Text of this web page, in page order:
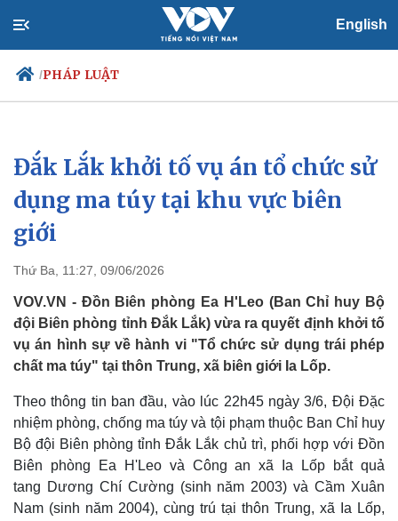
English
/PHÁP LUẬT
Chính trị
Đảng
Tổ chức nhân sự
Quốc hội
Nhận diện sự thật
Xã hội
Tin 24h
Dự báo thời tiết
Đắk Lắk khởi tố vụ án tổ chức sử
dụng ma túy tại khu vực biên
giới
Thứ Ba, 11:27, 09/06/2026
VOV.VN - Đồn Biên phòng Ea H'Leo (Ban Chỉ huy Bộ
đội Biên phòng tỉnh Đắk Lắk) vừa ra quyết định khởi tố
vụ án hình sự về hành vi "Tổ chức sử dụng trái phép
chất ma túy" tại thôn Trung, xã biên giới Ia Lốp.
Theo thông tin ban đầu, vào lúc 22h45 ngày 3/6, Đội Đặc
nhiệm phòng, chống ma túy và tội phạm thuộc Ban Chỉ huy
Bộ đội Biên phòng tỉnh Đắk Lắk chủ trì, phối hợp với Đồn
Biên phòng Ea H'Leo và Công an xã Ia Lốp bắt quả
tang Dương Chí Cường (sinh năm 2003) và Cầm Xuân
Nam (sinh năm 2004), cùng trú tại thôn Trung, xã Ia Lốp,